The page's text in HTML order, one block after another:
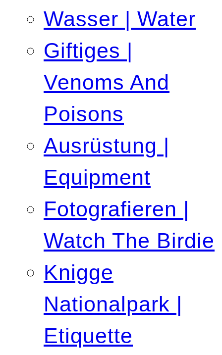
Wasser | Water
Giftiges |
Venoms And
Poisons
Ausrüstung |
Equipment
Fotografieren |
Watch The Birdie
Knigge
Nationalpark |
Etiquette